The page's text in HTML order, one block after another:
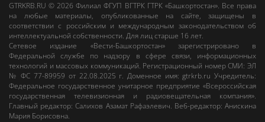
GTRKRB.RU © 2026Филиал ФГУП ВГТРК ГТРК «Башкортостан». Все права
на любые материалы, опубликованные на сайте, защищены в
соответствии с российским и международным законодательством об
интеллектуальной собственности. Для лиц старше 16 лет.
Сетевое издание «Вести-Башкортостан»зарегистрировано в
Федеральной службе по надзору в сфере связи, информационных
технологий и массовых коммуникаций. Регистрационный номер СМИ: ЭЛ
№ ФС 77-89959 от 22.08.2025 г. Доменное имя:gtrkrb.ru Учредитель:
Федеральное государственное унитарное предприятие «Всероссийская
государственная телевизионная и радиовещательная компания».
Главный редактор:Салихов Азамат Рафаэлевич. Веб-редактор:Анискина
Мария Борисовна.